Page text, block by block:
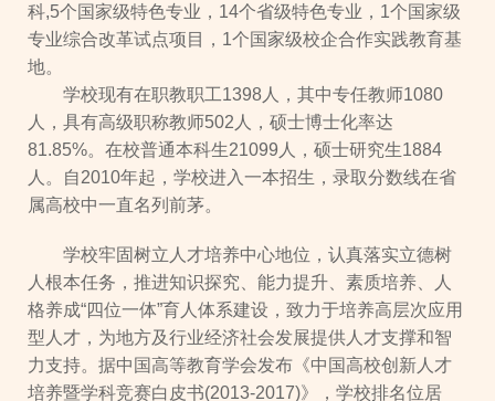
科,5个国家级特色专业，14个省级特色专业，1个国家级
专业综合改革试点项目，1个国家级校企合作实践教育基
地。
学校现有在职教职工1398人，其中专任教师1080
人，具有高级职称教师502人，硕士博士化率达
81.85%。在校普通本科生21099人，硕士研究生1884
人。自2010年起，学校进入一本招生，录取分数线在省
属高校中一直名列前茅。
学校牢固树立人才培养中心地位，认真落实立德树
人根本任务，推进知识探究、能力提升、素质培养、人
格养成“四位一体”育人体系建设，致力于培养高层次应用
型人才，为地方及行业经济社会发展提供人才支撑和智
力支持。据中国高等教育学会发布《中国高校创新人才
培养暨学科竞赛白皮书(2013-2017)》，学校排名位居